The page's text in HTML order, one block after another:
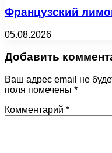
Французский
05.08.2026
Добавить
Ваш адрес email не
поля помечены *
Комментарий *